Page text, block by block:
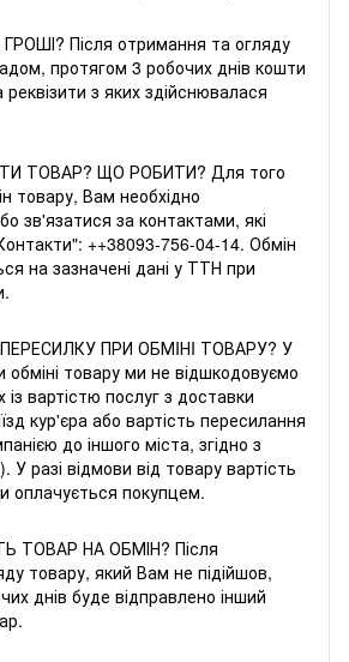
Після отримання та огляду
протягом 3 робочих днів кошти
з яких здійснювалася
ТОВАР? ЩО РОБИТИ? Для того
товару, Вам необхідно
зв'язатися за контактами, які
++38093-756-04-14. Обмін
на зазначені дані у ТТН при
ПРИ ОБМIНI ТОВАРУ? У
товару ми не відшкодовуємо
вартістю послуг з доставки
кур'єра або вартість пересилання
до іншого міста, згідно з
разі відмови від товару вартість
оплачується покупцем.
ТОВАР НА ОБМІН? Після
товару, який Вам не підійшов,
днів буде відправлено інший